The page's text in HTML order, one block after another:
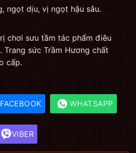
ngọt dịu, vị ngọt hậu sâu.
chơi sưu tầm tác phẩm điêu
Trang sức Trầm Hương chất
cấp.
FACEBOOK WHATSAPP
VIBER